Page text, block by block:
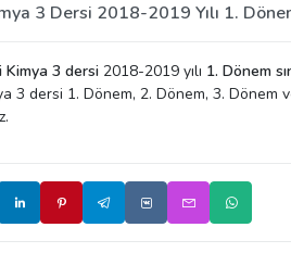
3 Dersi 2018-2019 Yılı 1.
Kimya 3 dersi 2018-2019 yılı 1. Dönem
3 dersi 1. Dönem, 2. Dönem, 3. Dönem